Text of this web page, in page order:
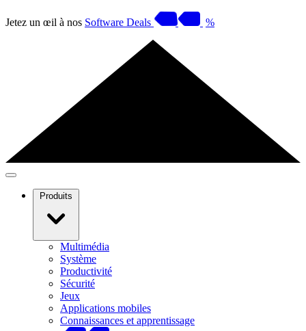
Jetez un œil à nos Software Deals %
Produits
Multimédia
Système
Productivité
Sécurité
Jeux
Applications mobiles
Connaissances et apprentissage